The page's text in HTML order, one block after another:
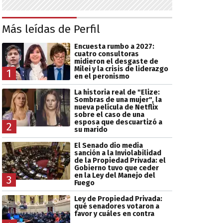
Más leídas de Perfil
1
Encuesta rumbo a 2027:
cuatro consultoras
midieron el desgaste de
Milei y la crisis de liderazgo
en el peronismo
2
La historia real de "Elize:
Sombras de una mujer", la
nueva película de Netflix
sobre el caso de una
esposa que descuartizó a
su marido
3
El Senado dio media
sanción a la Inviolabilidad
de la Propiedad Privada: el
Gobierno tuvo que ceder
en la Ley del Manejo del
Fuego
Ley de Propiedad Privada:
qué senadores votaron a
favor y cuáles en contra